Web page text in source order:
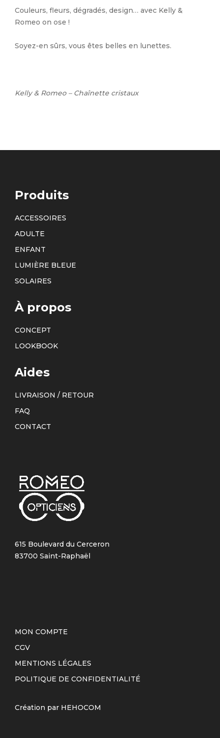
Couleurs, fleurs, dégradés, design… avec Kelly &
Romeo on ose !
Soyez-en sûrs, vous êtes belles en lunettes.
Kelly & Romeo – Chaînette cristaux
Produits
ACCESSOIRES
ADULTE
ENFANT
LUMIÈRE BLEUE
SOLAIRES
À propos
CONCEPT
LOOKBOOK
Aides
LIVRAISON / RETOUR
FAQ
CONTACT
615 Boulevard du Cerceron
83700 Saint-Raphaël
MON COMPTE
CGV
MENTIONS LÉGALES
POLITIQUE DE CONFIDENTIALITÉ
Création par HEHOCOM